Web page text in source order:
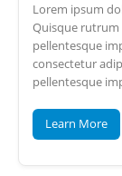
Lorem ipsum
Quisque
pellentesque
consectetur
pellentesque
Learn More